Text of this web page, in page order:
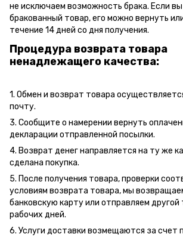
не исключаем возможность брака. Если
бракованный товар, его можно вернуть
течение 14 дней со дня получения.
Процедура возврата товара
ненадлежащего качества:
1. Обмен и возврат товара
почту.
3. Сообщите о намерении вернуть
декларации отправленной посылки.
4. Возврат денег направляется на ту же
сделана покупка.
5. После получения товара, проверки
условиям возврата товара, мы
банковскую карту или отправляем другой
рабочих дней.
6. Услуги доставки возмещаются за счет